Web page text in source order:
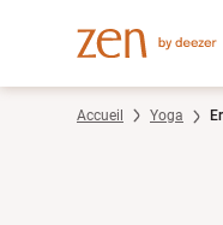
Accueil Yoga